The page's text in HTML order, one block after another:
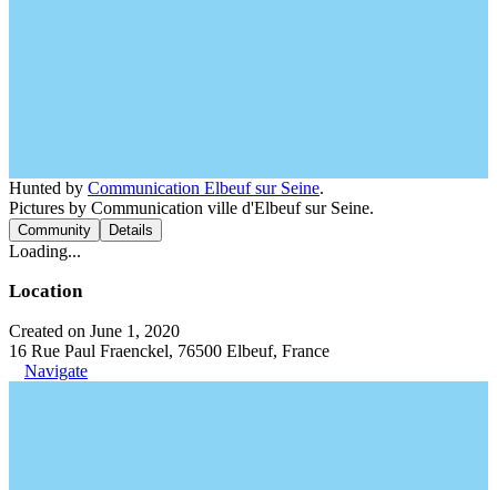
Hunted by Communication Elbeuf sur Seine.
Pictures by Communication ville d'Elbeuf sur Seine.
Community Details
Loading...
Location
Created on June 1, 2020
16 Rue Paul Fraenckel, 76500 Elbeuf, France
Navigate